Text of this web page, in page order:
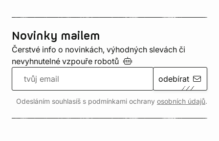
Novinky mailem
Čerstvé info o novinkách, výhodných slevách či
nevyhnutelné vzpouře robotů
odebírat
Odesláním souhlasíš s podmínkami ochrany osobních údajů.